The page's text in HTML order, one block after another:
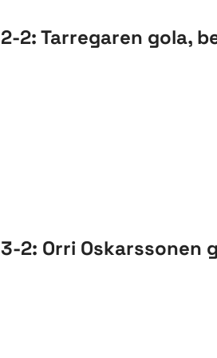
2-2: Tarregaren gola,
3-2: Orri Oskarssonen